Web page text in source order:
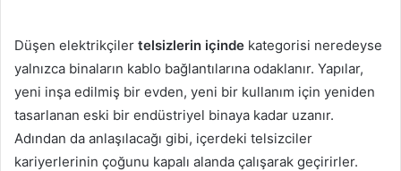
Düşen elektrikçiler telsizlerin içinde kategorisi neredeyse
yalnızca binaların kablo bağlantılarına odaklanır. Yapılar,
yeni inşa edilmiş bir evden, yeni bir kullanım için yeniden
tasarlanan eski bir endüstriyel binaya kadar uzanır.
Adından da anlaşılacağı gibi, içerdeki telsizciler
kariyerlerinin çoğunu kapalı alanda çalışarak geçirirler.